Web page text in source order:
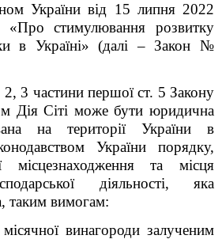
України від 15 липня 2022
стимулювання розвитку
в Україні» (далі – Закон №
3 частини першої ст. 5 Закону
Дія Сіті може бути юридична
на території України в
України порядку,
місцезнаходження та місця
діяльності, яка
таким вимогам:
винагороди залученим